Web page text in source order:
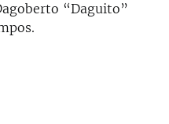
“Daguito”